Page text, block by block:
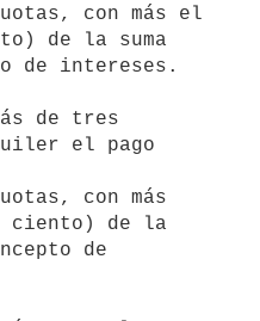
con más el
de la suma
de intereses.
de tres
el pago
con más
ciento) de la
de